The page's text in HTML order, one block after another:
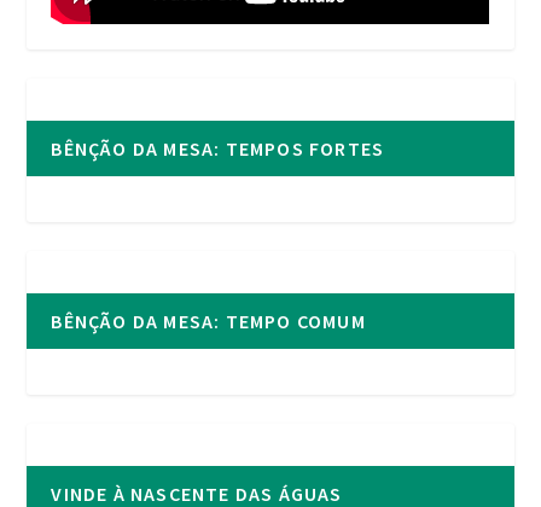
BÊNÇÃO DA MESA: TEMPOS FORTES
BÊNÇÃO DA MESA: TEMPO COMUM
VINDE À NASCENTE DAS ÁGUAS